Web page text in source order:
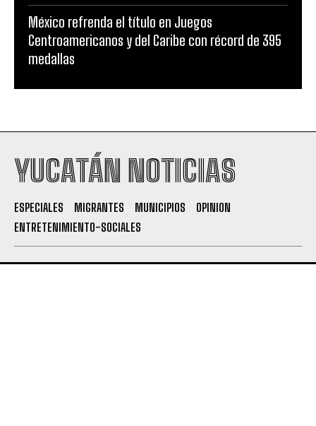
México refrenda el título en Juegos
Centroamericanos y del Caribe con récord de 395
medallas
YUCATÁN NOTICIAS
ESPECIALES MIGRANTES MUNICIPIOS
OPINION
ENTRETENIMIENTO-SOCIALES